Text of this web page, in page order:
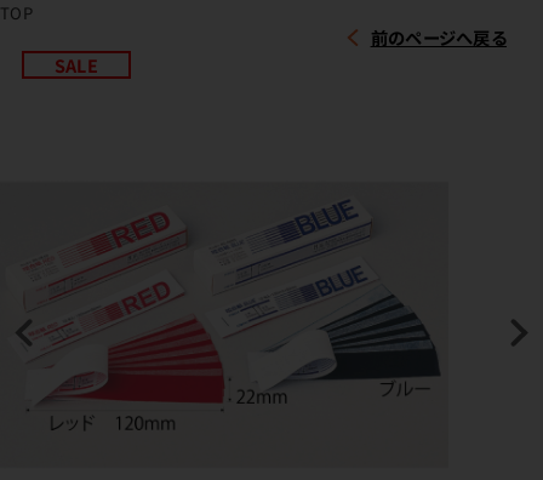
TOP
前のページへ戻る
SALE